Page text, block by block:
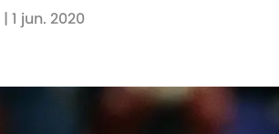
| 1 jun. 2020